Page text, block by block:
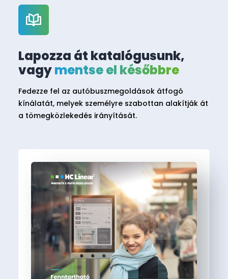
Lapozza át katalógusunk,
vagymentse el későbbre
Fedezze fel az autóbuszmegoldások átfogó
kínálatát, melyek személyre szabottan alakítják át
a tömegközlekedés irányítását.